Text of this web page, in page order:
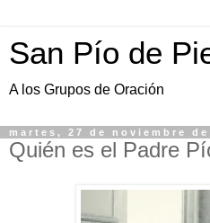
San Pío de
A los Grupos de Oración
martes, 27 de noviembre de
Quién es el Padre